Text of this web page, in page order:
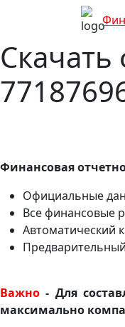
Финансовая
Официальные
Все финансовые
Автоматический
Важно - Для
максимально